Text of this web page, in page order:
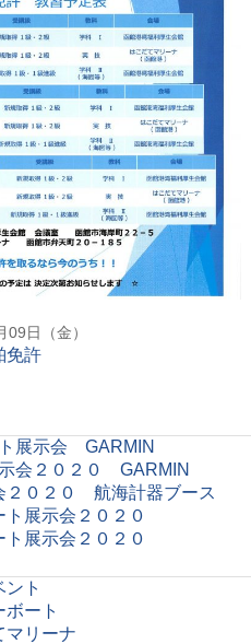
09日（金）
免許
展示会 GARMIN
会２０２０ GARMIN
２０２０ 航海計器ブース
展示会２０２０
展示会２０２０
ント
ボート
マリーナ